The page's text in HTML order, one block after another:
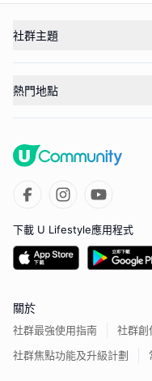
社群主題
熱門地點
下載 U Lifestyle應用程式
關於
社群最強使用指南
社群創
社群焦點功能及升級計劃